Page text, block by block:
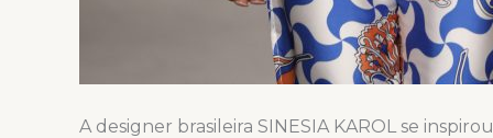
A designer brasileira SINESIA KAROL se